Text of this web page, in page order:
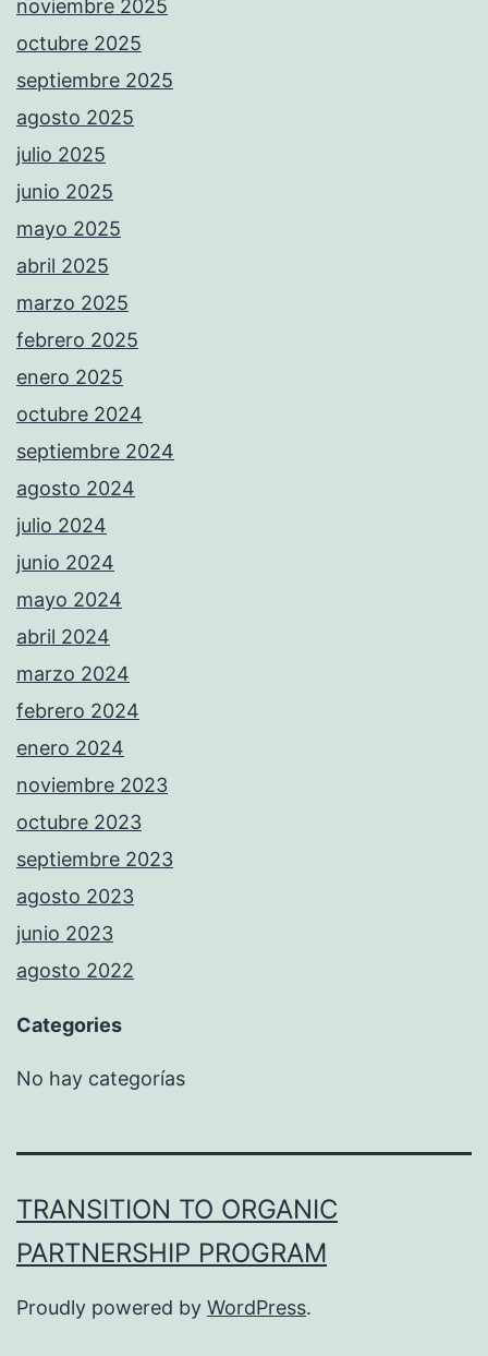
noviembre 2025
octubre 2025
septiembre 2025
agosto 2025
julio 2025
junio 2025
mayo 2025
abril 2025
marzo 2025
febrero 2025
enero 2025
octubre 2024
septiembre 2024
agosto 2024
julio 2024
junio 2024
mayo 2024
abril 2024
marzo 2024
febrero 2024
enero 2024
noviembre 2023
octubre 2023
septiembre 2023
agosto 2023
junio 2023
agosto 2022
Categories
No hay categorías
TRANSITION TO ORGANIC
PARTNERSHIP PROGRAM
Proudly powered by WordPress.